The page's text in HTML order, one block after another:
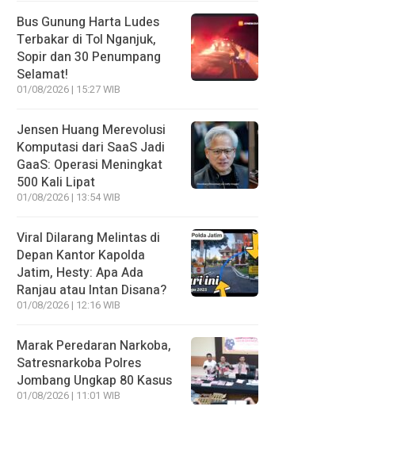
Bus Gunung Harta Ludes
Terbakar di Tol Nganjuk,
Sopir dan 30 Penumpang
Selamat!
01/08/2026 | 15:27 WIB
Jensen Huang Merevolusi
Komputasi dari SaaS Jadi
GaaS: Operasi Meningkat
500 Kali Lipat
01/08/2026 | 13:54 WIB
Viral Dilarang Melintas di
Depan Kantor Kapolda
Jatim, Hesty: Apa Ada
Ranjau atau Intan Disana?
01/08/2026 | 12:16 WIB
Marak Peredaran Narkoba,
Satresnarkoba Polres
Jombang Ungkap 80 Kasus
01/08/2026 | 11:01 WIB